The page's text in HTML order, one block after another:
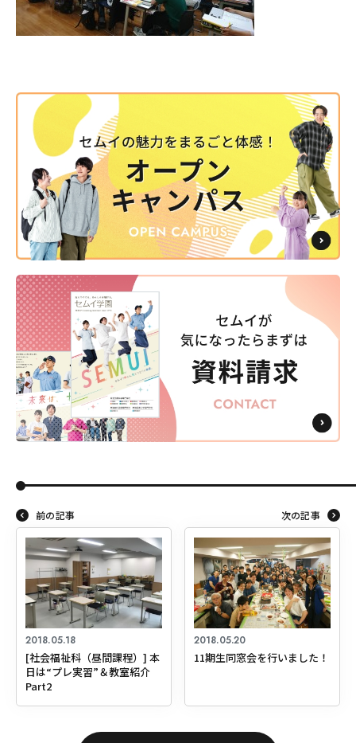
前の記事
2018.05.18
[社会福祉科（昼間課程）] 本
日は“プレ実習”＆教室紹介
Part2
次の記事
2018.05.20
11期生同窓会を行いました！